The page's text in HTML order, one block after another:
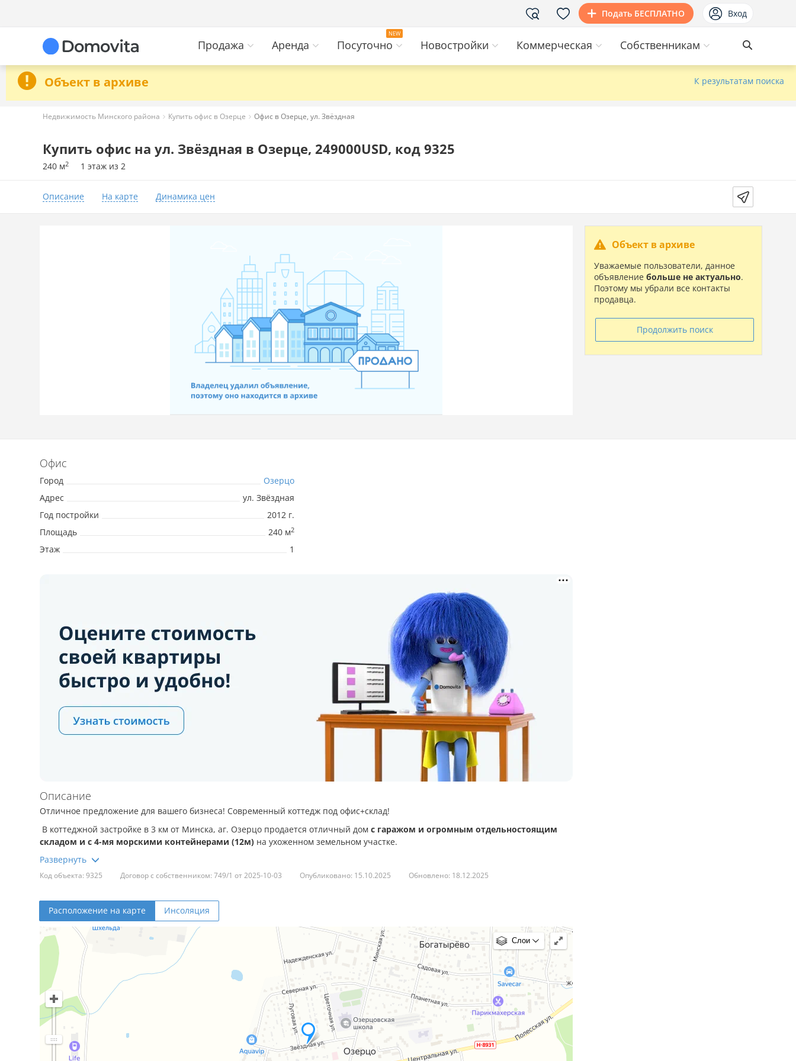
Подать БЕСПЛАТНО Вход
Продажа Аренда Посуточно Новостройки Коммерческая Собственникам
Объект в архиве К результатам поиска
Недвижимость Минского района Купить офис в Озерце Офис в Озерце, ул. Звёздная
Купить офис на ул. Звёздная в Озерце, 249000USD, код 9325
240 м2 1 этаж из 2
Описание На карте Динамика цен
Объект в архиве
Уважаемые пользователи, данное
объявление больше не актуально.
Поэтому мы убрали все контакты
продавца.
Продолжить поиск
Офис
Город
Озерцо
Адрес
ул. Звёздная
Год постройки
2012 г.
Площадь
240 м2
Этаж 1
Описание
Отличное предложение для вашего бизнеса! Современный коттедж под офис+склад!
В коттеджной застройке в 3 км от Минска, аг. Озерцо продается отличный дом с гаражом и огромным отдельностоящим
складом и с 4-мя морскими контейнерами (12м) на ухоженном земельном участке.
Преимущества этого дома:
Современный дизайн: Необычная архитектура с акцентом на свет и пространство.
•Открытое пространство:
Высокие потолки и обилие естественного света создают ощущение простора и свободы.
•
Надежный забор:
Ограждение из металла и бетона обеспечивает приватность и безопасность.
Коммуникации:
Канализация, электричество, вода, газ.
Удобное расположение: Идеальное сочетание тихой загородной жизни и близости к городским удобствам.
Преимущества местоположения:
• Повседневные покупки:
Забудьте о долгих поездках в супермаркет! В непосредственной близости находятся
магазины "Санта" и "Евроопт"
, где вы всегда найдете свежие продукты и необходимые товары.
Код объекта: 9325 Договор с собственником: 749/1 от 2025-10-03 Опубликовано: 15.10.2025 Обновлено: 18.12.2025
Расположение на карте Инсоляция
Слои